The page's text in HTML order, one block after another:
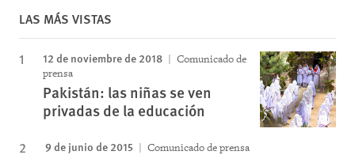
LAS MÁS VISTAS
12 de noviembre de 2018
Comunicado de
prensa
Pakistán: las niñas se ven
privadas de la educación
9 de junio de 2015 Comunicado de prensa